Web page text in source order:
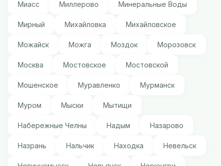
Миасс Миллерово Минеральные Воды
Мирный Михайловка Михайловское
Можайск Можга Моздок Морозовск
Москва Мостовское Мостовской
Мошенское Муравленко Мурманск
Муром Мыски Мытищи
Набережные Челны Надым Назарово
Назрань Нальчик Находка Невельск